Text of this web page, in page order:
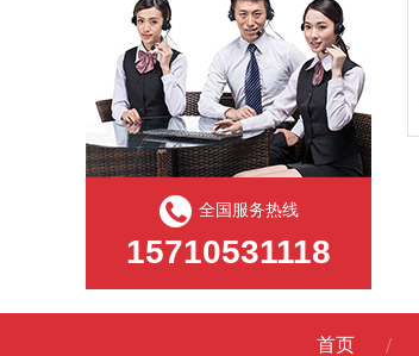
全国服务热线
15710531118
首页